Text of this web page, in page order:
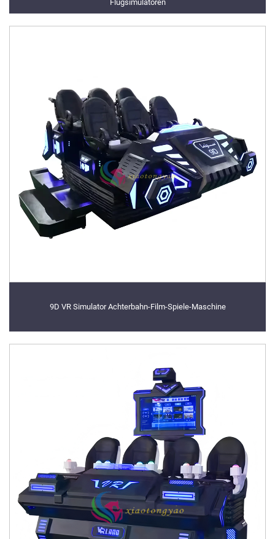
Flugsimulatoren
9D VR Simulator Achterbahn-Film-Spiele-Maschine